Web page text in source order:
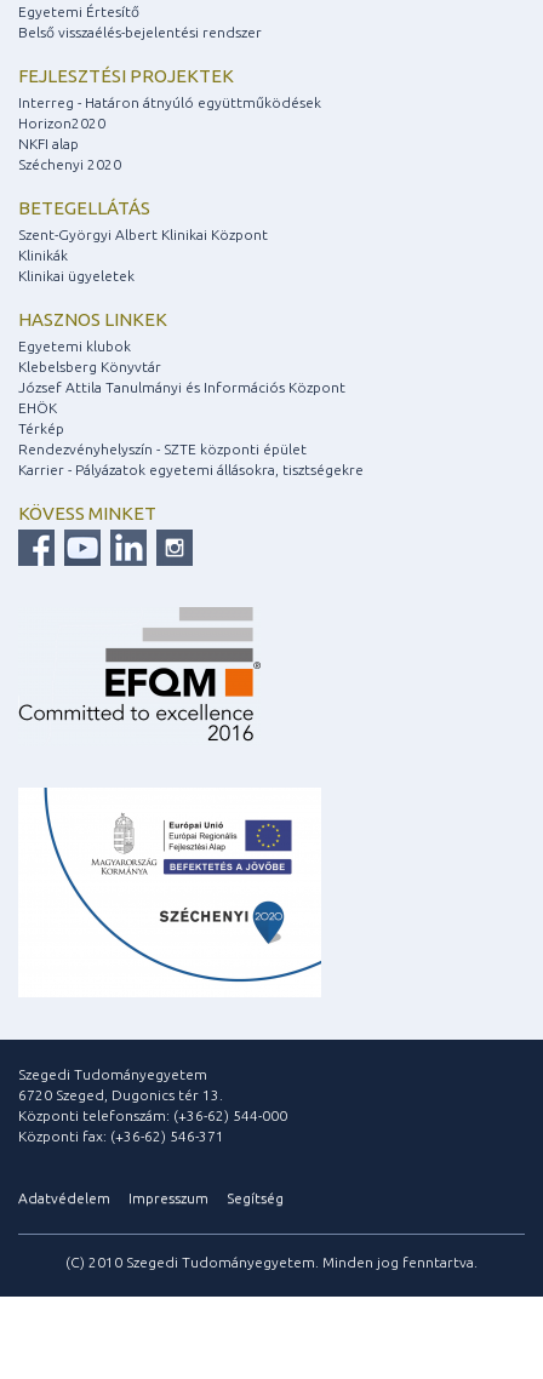
Egyetemi Értesítő
Belső visszaélés-bejelentési rendszer
FEJLESZTÉSI PROJEKTEK
Interreg - Határon átnyúló együttműködések
Horizon2020
NKFI alap
Széchenyi 2020
BETEGELLÁTÁS
Szent-Györgyi Albert Klinikai Központ
Klinikák
Klinikai ügyeletek
HASZNOS LINKEK
Egyetemi klubok
Klebelsberg Könyvtár
József Attila Tanulmányi és Információs Központ
EHÖK
Térkép
Rendezvényhelyszín - SZTE központi épület
Karrier - Pályázatok egyetemi állásokra, tisztségekre
KÖVESS MINKET
Szegedi Tudományegyetem
6720 Szeged, Dugonics tér 13.
Központi telefonszám: (+36-62) 544-000
Központi fax: (+36-62) 546-371
Adatvédelem Impresszum Segítség
(C) 2010 Szegedi Tudományegyetem. Minden jog fenntartva.